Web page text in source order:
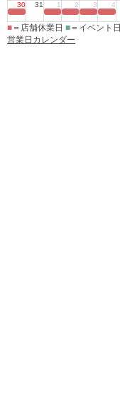
30 31 1 2 3 4
■ ＝店舗休業日 ■ ＝イベント日
営業日カレンダー